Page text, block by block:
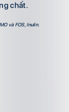
chất.
và FOS, Inulin.